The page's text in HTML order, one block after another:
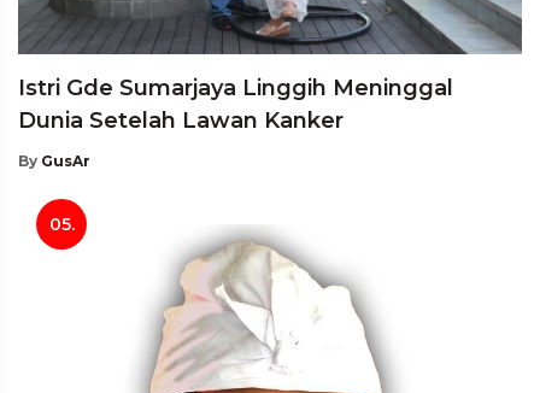
Istri Gde Sumarjaya Linggih Meninggal
Dunia Setelah Lawan Kanker
By GusAr
05.